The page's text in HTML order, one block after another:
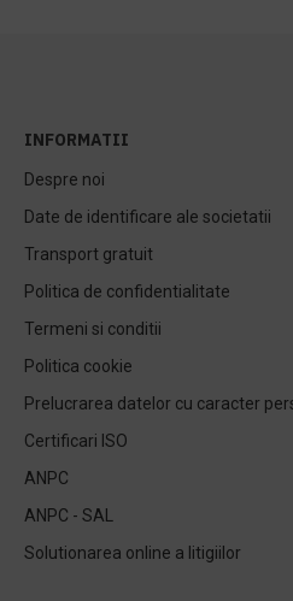
INFORMATII
Despre noi
Date de identificare ale societatii
Transport gratuit
Politica de confidentialitate
Termeni si conditii
Politica cookie
Prelucrarea datelor cu caracter
Certificari ISO
ANPC
ANPC - SAL
Solutionarea online a litigiilor